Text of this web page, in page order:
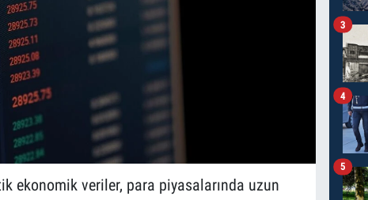
ekonomik veriler, para piyasalarında uzun
3
4
5